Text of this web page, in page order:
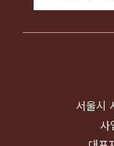
서울시
사